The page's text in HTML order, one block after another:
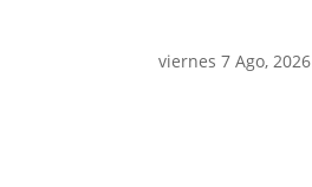
viernes 7 Ago, 2026